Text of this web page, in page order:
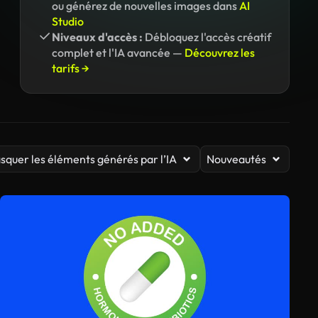
ou générez de nouvelles images dansAI
Studio
Niveaux d'accès : Débloquez l'accès créatif
complet et l'IA avancée — Découvrez les
tarifs →
les éléments générés par l’IA Nouveautés